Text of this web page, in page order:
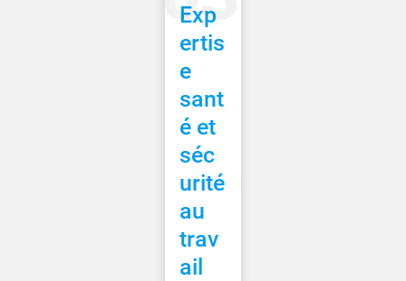
Exp
ertis
e
sant
é et
séc
urité
au
trav
ail